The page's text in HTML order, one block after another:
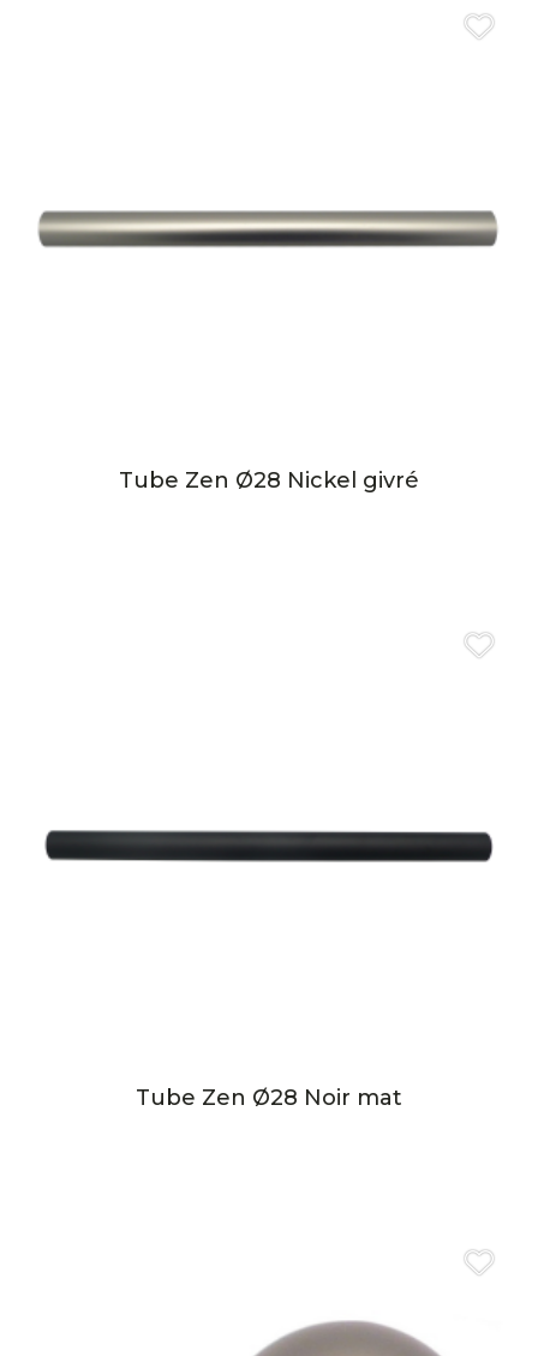
Tube Zen Ø28 Nickel givré
Tube Zen Ø28 Noir mat